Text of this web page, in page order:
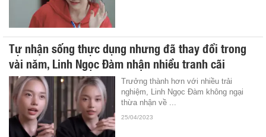
Tự nhận sống thực dụng nhưng đã thay đổi trong
vài năm, Linh Ngọc Đàm nhận nhiều tranh cãi
Trưởng thành hơn với nhiều trải
nghiệm, Linh Ngọc Đàm không ngại
thừa nhận về ...
25/04/2023